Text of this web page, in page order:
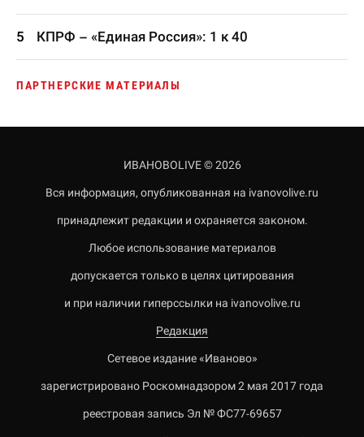
КПРФ – «Единая Россия»: 1 к 40
ПАРТНЕРСКИЕ МАТЕРИАЛЫ
ИВАНОВОLIVE © 2026
Вся информация, опубликованная на ivanovolive.ru
принадлежит редакции и охраняется законом.
Любое использование материалов
допускается только в целях цитирования
и при наличии гиперссылки на ivanovolive.ru
Редакция
Сетевое издание «Иваново»
зарегистрировано Роскомнадзором 2 мая 2017 года
реестровая запись Эл № ФС77-69657